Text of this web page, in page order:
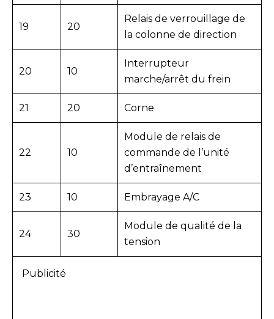
19 20
Relais de verrouillage de
la colonne de direction
20 10
Interrupteur
marche/arrêt du frein
21 20 Corne
22 10
Module de relais de
commande de l’unité
d’entraînement
23 10 Embrayage A/C
24 30
Module de qualité de la
tension
Publicité